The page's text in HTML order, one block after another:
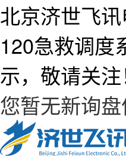
北京济世飞
120急救调度
示，敬请关注
您暂无新询盘